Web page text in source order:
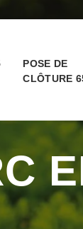
POSE DE
CLÔTURE